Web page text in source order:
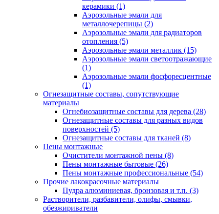
керамики (1)
Аэрозольные эмали для
металлочерепицы (2)
Аэрозольные эмали для радиаторов
отопления (5)
Аэрозольные эмали металлик (15)
Аэрозольные эмали светоотражающие
(1)
Аэрозольные эмали фосфоресцентные
(1)
Огнезащитные составы, сопутствующие
материалы
Огнебиозащитные составы для дерева (28)
Огнезащитные составы для разных видов
поверхностей (5)
Огнезащитные составы для тканей (8)
Пены монтажные
Очистители монтажной пены (8)
Пены монтажные бытовые (26)
Пены монтажные профессиональные (54)
Прочие лакокрасочные материалы
Пудра алюминиевая, бронзовая и т.п. (3)
Растворители, разбавители, олифы, смывки,
обезжириватели